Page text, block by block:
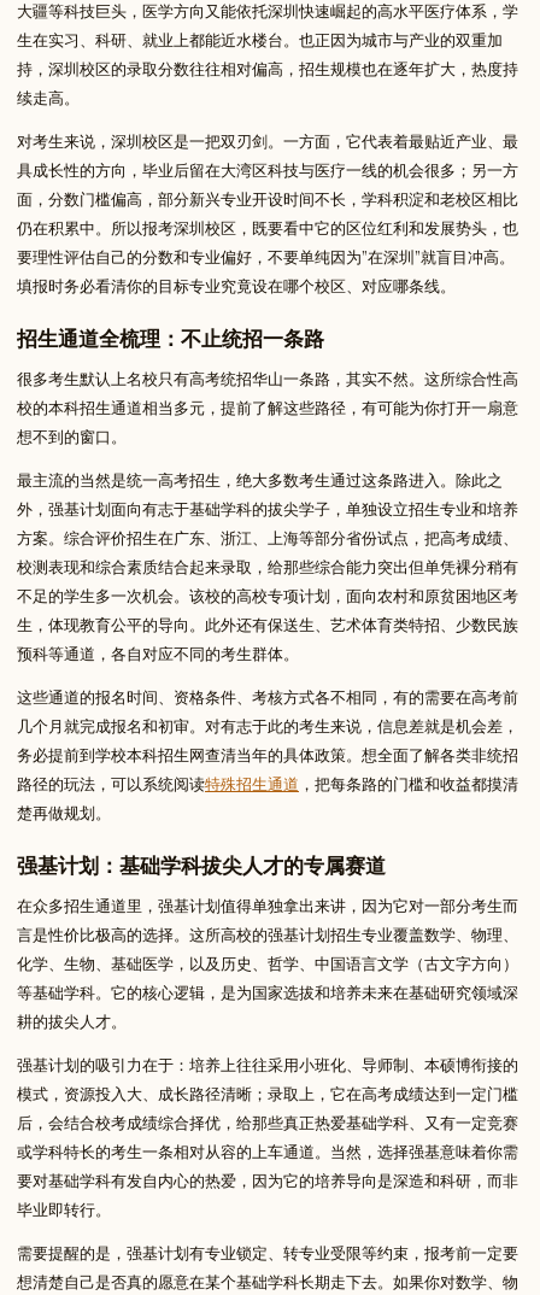
大疆等科技巨头，医学方向又能依托深圳快速崛起的高水平医疗体系，学
生在实习、科研、就业上都能近水楼台。也正因为城市与产业的双重加
持，深圳校区的录取分数往往相对偏高，招生规模也在逐年扩大，热度持
续走高。
对考生来说，深圳校区是一把双刃剑。一方面，它代表着最贴近产业、最
具成长性的方向，毕业后留在大湾区科技与医疗一线的机会很多；另一方
面，分数门槛偏高，部分新兴专业开设时间不长，学科积淀和老校区相比
仍在积累中。所以报考深圳校区，既要看中它的区位红利和发展势头，也
要理性评估自己的分数和专业偏好，不要单纯因为”在深圳”就盲目冲高。
填报时务必看清你的目标专业究竟设在哪个校区、对应哪条线。
招生通道全梳理：不止统招一条路
很多考生默认上名校只有高考统招华山一条路，其实不然。这所综合性高
校的本科招生通道相当多元，提前了解这些路径，有可能为你打开一扇意
想不到的窗口。
最主流的当然是统一高考招生，绝大多数考生通过这条路进入。除此之
外，强基计划面向有志于基础学科的拔尖学子，单独设立招生专业和培养
方案。综合评价招生在广东、浙江、上海等部分省份试点，把高考成绩、
校测表现和综合素质结合起来录取，给那些综合能力突出但单凭裸分稍有
不足的学生多一次机会。该校的高校专项计划，面向农村和原贫困地区考
生，体现教育公平的导向。此外还有保送生、艺术体育类特招、少数民族
预科等通道，各自对应不同的考生群体。
这些通道的报名时间、资格条件、考核方式各不相同，有的需要在高考前
几个月就完成报名和初审。对有志于此的考生来说，信息差就是机会差，
务必提前到学校本科招生网查清当年的具体政策。想全面了解各类非统招
路径的玩法，可以系统阅读特殊招生通道 ，把每条路的门槛和收益都摸清
楚再做规划。
强基计划：基础学科拔尖人才的专属赛道
在众多招生通道里，强基计划值得单独拿出来讲，因为它对一部分考生而
言是性价比极高的选择。这所高校的强基计划招生专业覆盖数学、物理、
化学、生物、基础医学，以及历史、哲学、中国语言文学（古文字方向）
等基础学科。它的核心逻辑，是为国家选拔和培养未来在基础研究领域深
耕的拔尖人才。
强基计划的吸引力在于：培养上往往采用小班化、导师制、本硕博衔接的
模式，资源投入大、成长路径清晰；录取上，它在高考成绩达到一定门槛
后，会结合校考成绩综合择优，给那些真正热爱基础学科、又有一定竞赛
或学科特长的考生一条相对从容的上车通道。当然，选择强基意味着你需
要对基础学科有发自内心的热爱，因为它的培养导向是深造和科研，而非
毕业即转行。
需要提醒的是，强基计划有专业锁定、转专业受限等约束，报考前一定要
想清楚自己是否真的愿意在某个基础学科长期走下去。如果你对数学、物